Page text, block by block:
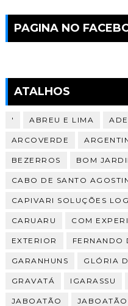
PAGINA NO
ATALHOS
' ABREU E LIMA
ARCOVERDE
BEZERROS BOM
CABO DE SANTO
CAPIVARI SOLUÇÕES
CARUARU COM
EXTERIOR FERNANDO
GARANHUNS GLÓRIA
GRAVATÁ IGARASSU
JABOATÃO